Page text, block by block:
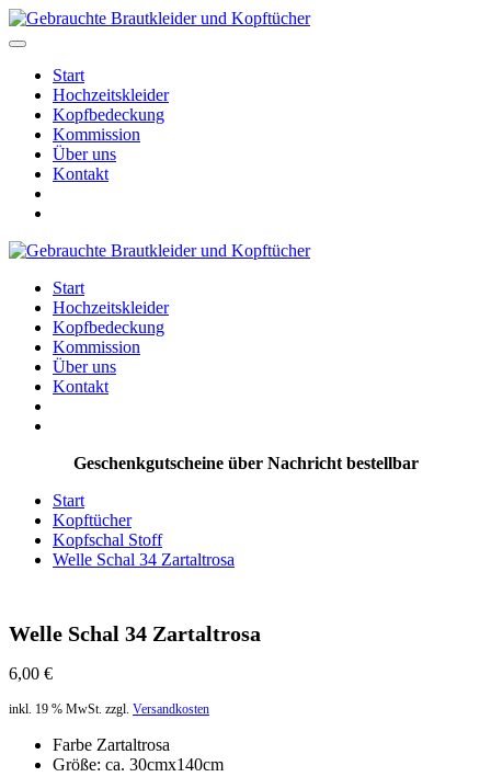
Start
Hochzeitskleider
Kopfbedeckung
Kommission
Über uns
Kontakt
Start
Hochzeitskleider
Kopfbedeckung
Kommission
Über uns
Kontakt
Geschenkgutscheine über Nachricht bestellbar
Start
Kopftücher
Kopfschal Stoff
Welle Schal 34 Zartaltrosa
Welle Schal 34 Zartaltrosa
6,00 €
inkl. 19 % MwSt. zzgl. Versandkosten
Farbe Zartaltrosa
Größe: ca. 30cmx140cm